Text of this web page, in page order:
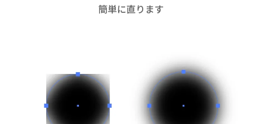
簡単に直ります